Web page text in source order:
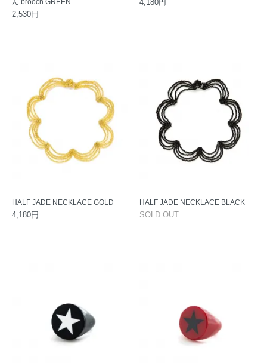
2,530円
4,180円
HALF JADE NECKLACE GOLD
4,180円
HALF JADE NECKLACE BLACK
SOLD OUT